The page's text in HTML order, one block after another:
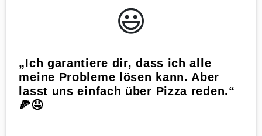
😃️
„Ich garantiere dir, dass ich alle
meine Probleme lösen kann. Aber
lasst uns einfach über Pizza reden.“
🍕🤤